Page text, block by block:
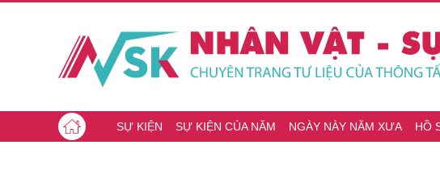
SỰ KIỆN SỰ KIỆN CỦA NĂM NGÀY NÀY NĂM XƯA HỒ